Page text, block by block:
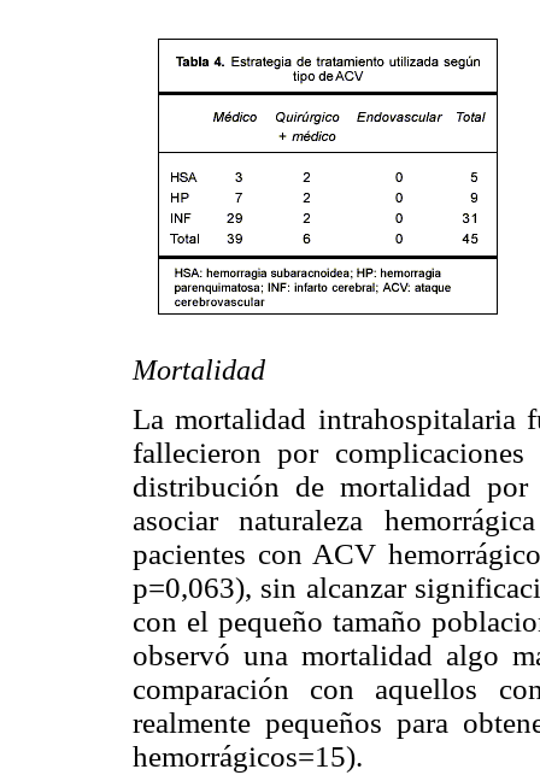
Mortalidad
La mortalidad intrahospitalaria
fallecieron por
distribución de mortalidad
asociar naturaleza
pacientes con ACV
p=0,063), sin alcanzar
con el pequeño tamaño
observó una mortalidad algo
comparación con aquellos
realmente pequeños para
hemorrágicos=15).